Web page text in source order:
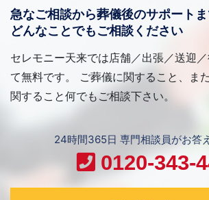
急なご相談から葬儀後のサポート
どんなことでもご相談ください
セレモニー天来では店舗／出張／送迎
て無料です。 ご葬儀に関すること、ま
関すること何でもご相談下さい。
24時間365日 専門相談員がお答
0120-343-